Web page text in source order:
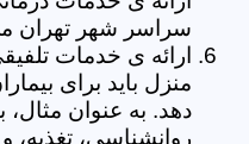
سراسر شهر تهران
ارائه ی خدمات
منزل باید برای
دهد. به عنوان مثال،
روانشناسی، تغذیه،